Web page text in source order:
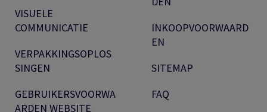
VISUELE
COMMUNICATIE
VERPAKKINGSOPLOS
SINGEN
GEBRUIKERSVOORWA
ARDEN WEBSITE
INKOOPVOORWAARD
EN
SITEMAP
FAQ